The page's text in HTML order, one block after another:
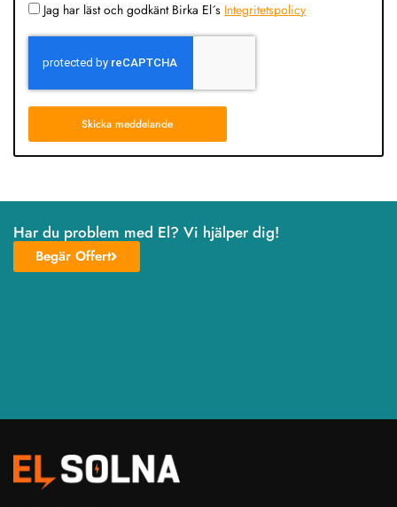
Jag har läst och godkänt Birka El´s Integritetspolicy
Skicka meddelande
Har du problem med El? Vi hjälper dig!
Begär Offert